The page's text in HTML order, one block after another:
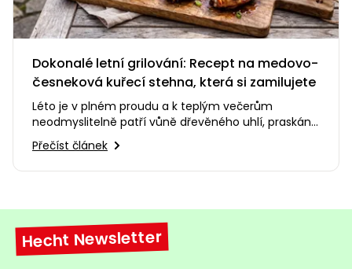
Dokonalé letní grilování: Recept na medovo-
česneková kuřecí stehna, která si zamilujete
Léto je v plném proudu a k teplým večerům
neodmyslitelně patří vůně dřevěného uhlí, praskání
ohně a smích s přáteli na…
Přečíst článek
Hecht Newsletter